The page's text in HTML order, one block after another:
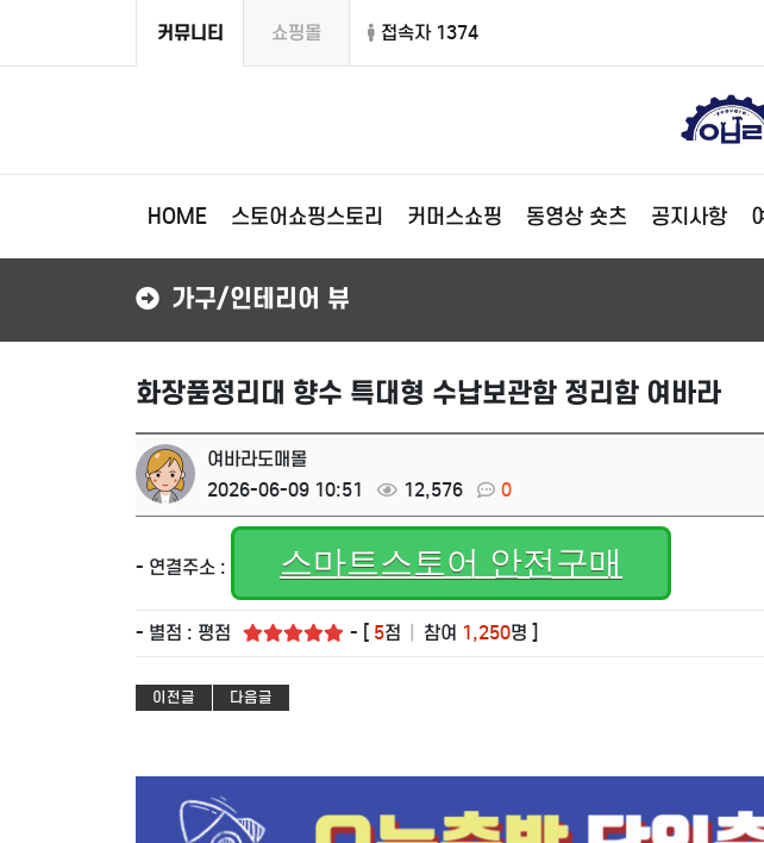
커뮤니티 쇼핑몰 접속자 1374
HOME 스토어쇼핑스토리 커머스쇼핑 동영상 숏츠 공지사항
가구/인테리어 뷰
화장품정리대 향수 특대형 수납보관함 정리함 여바라
여바라도매몰
2026-06-09 10:51
12,576 0
- 연결주소 : 스마트스토어 안전구매
- 별점 : 평점 - [ 5점 참여 1,250명 ]
이전글 다음글